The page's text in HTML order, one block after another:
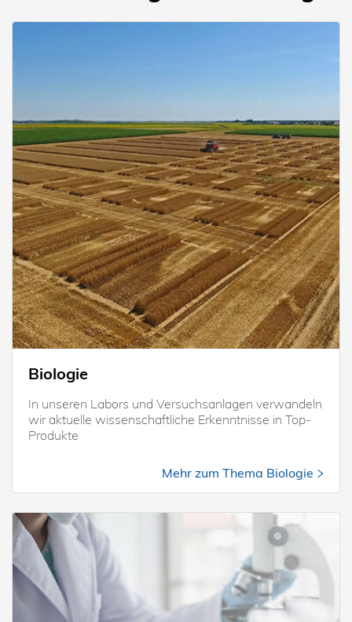
Biologie
In unseren Labors und Versuchsanlagen verwandeln
wir aktuelle wissenschaftliche Erkenntnisse in Top-
Produkte
Mehr zum Thema Biologie